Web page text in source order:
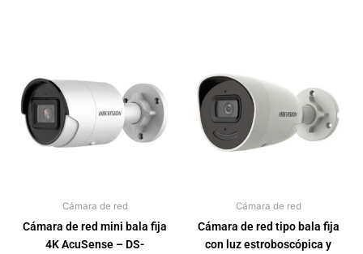
Cámara de red
Cámara de red mini bala fija
4K AcuSense – DS-
Cámara de red
Cámara de red tipo bala fija
con luz estroboscópica y